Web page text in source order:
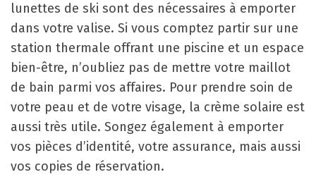
lunettes de ski sont des nécessaires à emporter
dans votre valise. Si vous comptez partir sur une
station thermale offrant une piscine et un espace
bien-être, n’oubliez pas de mettre votre maillot
de bain parmi vos affaires. Pour prendre soin de
votre peau et de votre visage, la crème solaire est
aussi très utile. Songez également à emporter
vos pièces d’identité, votre assurance, mais aussi
vos copies de réservation.